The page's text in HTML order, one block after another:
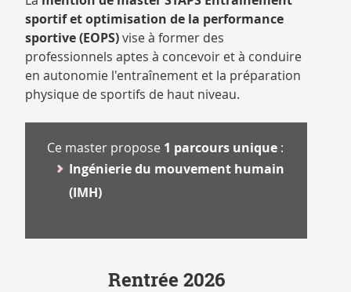
CATALOGUE
DES
FORMATIONS
sportif et optimisation de la performance
sportive (EOPS)vise à former des
professionnels aptes à concevoir et à conduire
en autonomie l'entraînement et la préparation
physique de sportifs de haut niveau.
Ce master propose 1 parcours unique :
Ingénierie du mouvement humain
(IMH)
Rentrée 2026